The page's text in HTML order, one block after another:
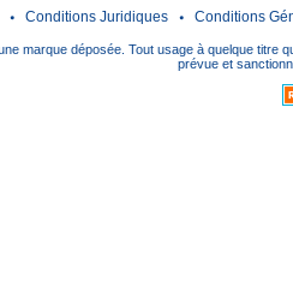
Conditions Juridiques Conditions
marque déposée. Tout usage à quelque
prévue et